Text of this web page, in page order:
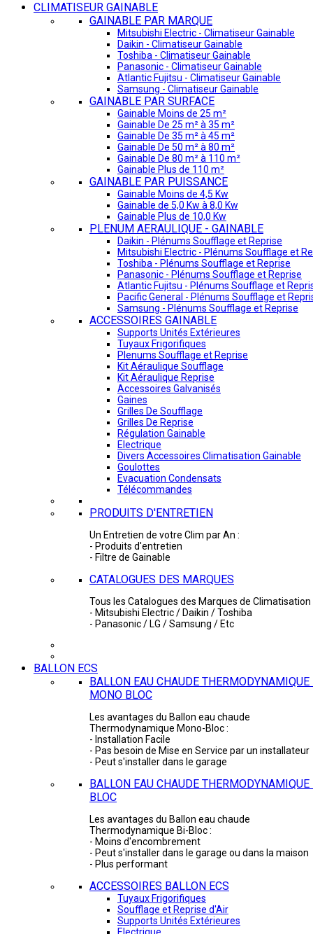
CLIMATISEUR GAINABLE
GAINABLE PAR MARQUE
Mitsubishi Electric - Climatiseur Gainable
Daikin - Climatiseur Gainable
Toshiba - Climatiseur Gainable
Panasonic - Climatiseur Gainable
Atlantic Fujitsu - Climatiseur Gainable
Samsung - Climatiseur Gainable
GAINABLE PAR SURFACE
Gainable Moins de 25 m²
Gainable De 25 m² à 35 m²
Gainable De 35 m² à 45 m²
Gainable De 50 m² à 80 m²
Gainable De 80 m² à 110 m²
Gainable Plus de 110 m²
GAINABLE PAR PUISSANCE
Gainable Moins de 4,5 Kw
Gainable de 5,0 Kw à 8,0 Kw
Gainable Plus de 10,0 Kw
PLENUM AERAULIQUE - GAINABLE
Daikin - Plénums Soufflage et Reprise
Mitsubishi Electric - Plénums Soufflage et
Toshiba - Plénums Soufflage et Reprise
Panasonic - Plénums Soufflage et Reprise
Atlantic Fujitsu - Plénums Soufflage et
Pacific General - Plénums Soufflage et
Samsung - Plénums Soufflage et Reprise
ACCESSOIRES GAINABLE
Supports Unités Extérieures
Tuyaux Frigorifiques
Plenums Soufflage et Reprise
Kit Aéraulique Soufflage
Kit Aéraulique Reprise
Accessoires Galvanisés
Gaines
Grilles De Soufflage
Grilles De Reprise
Régulation Gainable
Electrique
Divers Accessoires Climatisation Gainable
Goulottes
Evacuation Condensats
Télécommandes
PRODUITS D'ENTRETIEN
Un Entretien de votre Clim par An :
- Produits d'entretien
- Filtre de Gainable
CATALOGUES DES MARQUES
Tous les Catalogues des Marques de Climatisation
- Mitsubishi Electric / Daikin / Toshiba
- Panasonic / LG / Samsung / Etc
BALLON ECS
BALLON EAU CHAUDE THERMODYNAMIQUE
MONO BLOC
Les avantages du Ballon eau chaude
Thermodynamique Mono-Bloc :
- Installation Facile
- Pas besoin de Mise en Service par un installateur
- Peut s'installer dans le garage
BALLON EAU CHAUDE
BLOC
Les avantages du Ballon eau chaude
Thermodynamique Bi-Bloc :
- Moins d'encombrement
- Peut s'installer dans le garage ou dans la maison
- Plus performant
ACCESSOIRES BALLON ECS
Tuyaux Frigorifiques
Soufflage et Reprise d'Air
Supports Unités Extérieures